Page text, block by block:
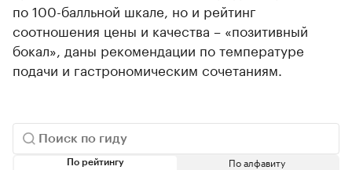
по 100-балльной шкале, но и рейтинг
соотношения цены и качества – «позитивный
бокал», даны рекомендации по температуре
подачи и гастрономическим сочетаниям.
По рейтингу По алфавиту